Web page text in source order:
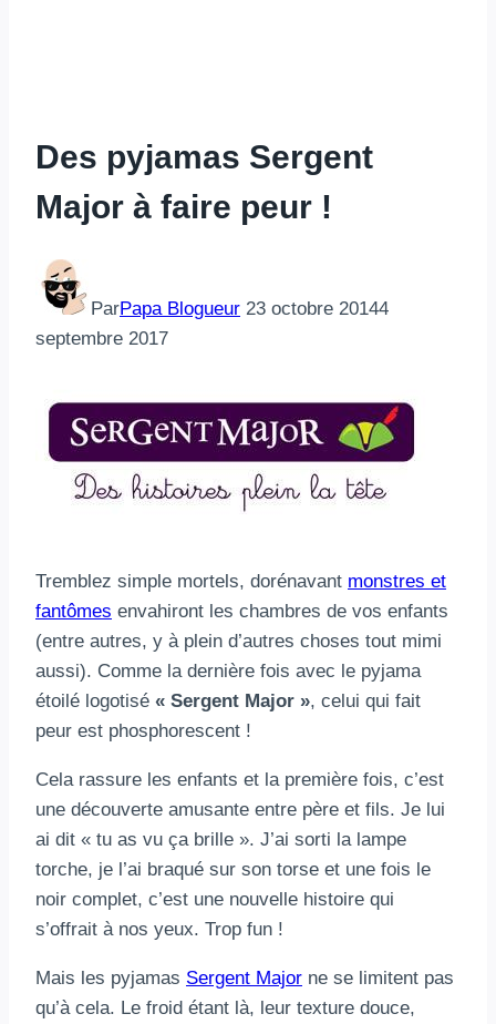
Des pyjamas Sergent
Major à faire peur !
ParPapa Blogueur 23 octobre 20144
septembre 2017
Tremblez simple mortels, dorénavant monstres et
fantômes envahiront les chambres de vos enfants
(entre autres, y à plein d’autres choses tout mimi
aussi). Comme la dernière fois avec le pyjama
étoilé logotisé « Sergent Major », celui qui fait
peur est phosphorescent !
Cela rassure les enfants et la première fois, c’est
une découverte amusante entre père et fils. Je lui
ai dit « tu as vu ça brille ». J’ai sorti la lampe
torche, je l’ai braqué sur son torse et une fois le
noir complet, c’est une nouvelle histoire qui
s’offrait à nos yeux. Trop fun !
Mais les pyjamas Sergent Major ne se limitent pas
qu’à cela. Le froid étant là, leur texture douce,